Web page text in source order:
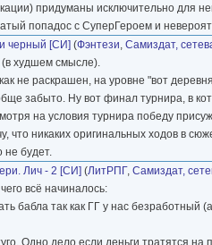
придуманы исключительно для
попадос с СуперГероем и
черный [СИ] (Фэнтези, Самиздат,
(в худшем смысле).
не раскрашен, на уровне "вот
забыто. Ну вот финал турнира, в
на условия турнира победу
что никаких оригинальных ходов в
не будет.
Лич - 2 [CИ] (ЛитРПГ, Самиздат,
всё начиналось:
бабла так как ГГ у нас безработный
Одно дело если деньги тратятся